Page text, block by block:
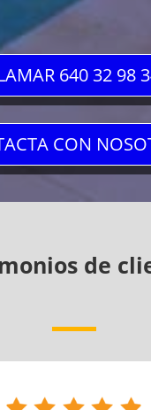
640 32 98
CON
de